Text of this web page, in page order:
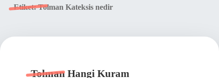
Etiket:Tolman Kateksis nedir
Tolman Hangi Kuram